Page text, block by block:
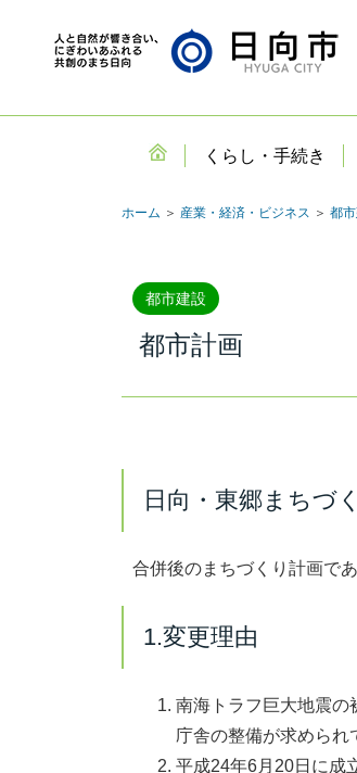
くらし・手続き
ホーム ＞ 産業・経済・ビジネス ＞ 都市
都市建設
都市計画
日向・東郷まちづ
合併後のまちづくり計画で
1.変更理由
南海トラフ巨大地震の
庁舎の整備が求められ
平成24年6月20日に成